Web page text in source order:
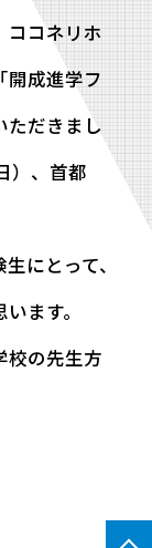
ココネリホ
開成進学フ
ただきまし
）、首都
にとって、
ます。
校の先生方